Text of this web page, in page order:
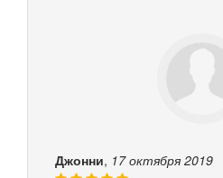
Джонни, 17 октября 2019